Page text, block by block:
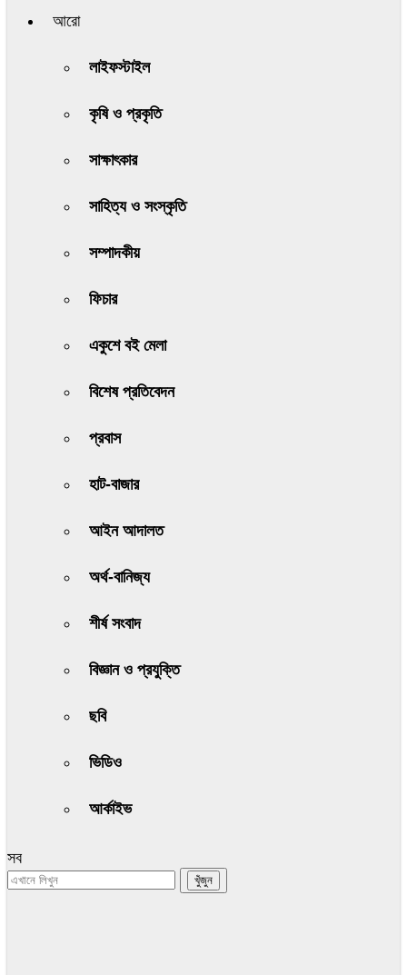
আরো
লাইফস্টাইল
কৃষি ও প্রকৃতি
সাক্ষাৎকার
সাহিত্য ও সংস্কৃতি
সম্পাদকীয়
ফিচার
একুশে বই মেলা
বিশেষ প্রতিবেদন
প্রবাস
হাট-বাজার
আইন আদালত
অর্থ-বানিজ্য
শীর্ষ সংবাদ
বিজ্ঞান ও প্রযুক্তি
ছবি
ভিডিও
আর্কাইভ
সব